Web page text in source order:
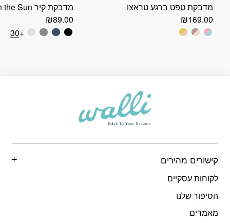
מדבקת טפט ברגע טראצו
₪169.00
מדבקת קיר Fun in the Sun
₪89.00
+30
קישורים מהירים
לקוחות עסקיים
הסיפור שלנו
מאמרים